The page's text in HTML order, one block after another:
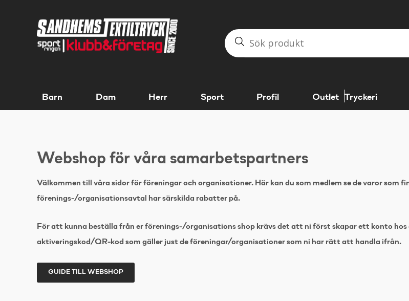
Barn Dam Herr Sport Profil Outlet Tryckeri
Webshop för våra samarbetspartners
Välkommen till våra sidor för föreningar och organisationer. Här kan du som medlem se de varor som
förenings-/organisationsavtal har särskilda rabatter på.
För att kunna beställa från er förenings-/organisations shop krävs det att ni först skapar ett konto hos
aktiveringskod/QR-kod som gäller just de föreningar/organisationer som ni har rätt att handla ifrån.
GUIDE TILL WEBSHOP